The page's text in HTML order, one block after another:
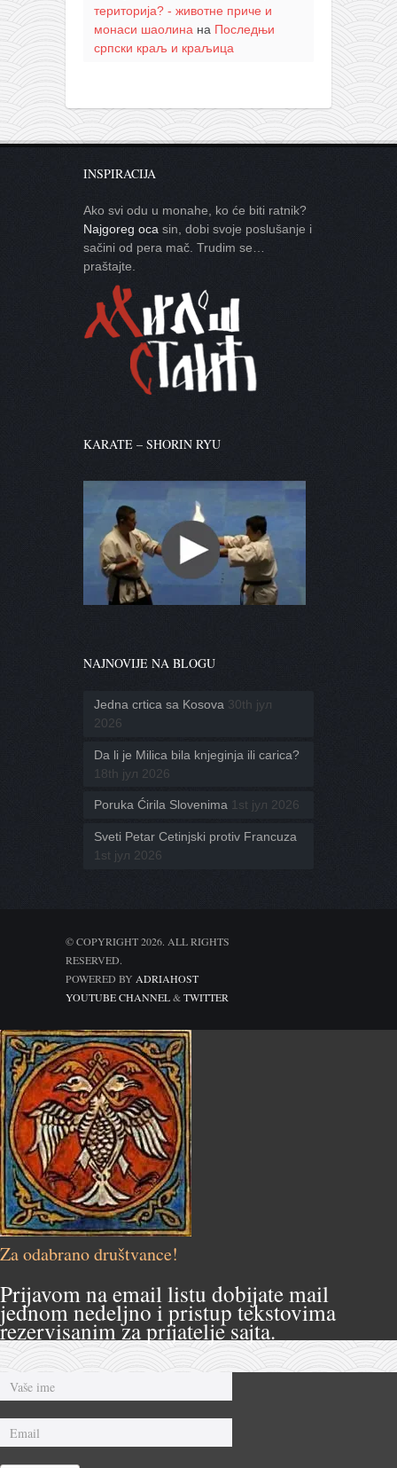
територија? - животне приче и
монаси шаолина на Последњи
српски краљ и краљица
INSPIRACIJA
Ako svi odu u monahe, ko će biti ratnik?
Najgoreg oca sin, dobi svoje poslušanje i
sačini od pera mač. Trudim se…
praštajte.
KARATE – SHORIN RYU
NAJNOVIJE NA BLOGU
Jedna crtica sa Kosova 30th јул
2026
Da li je Milica bila knjeginja ili carica?
18th јул 2026
Poruka Ćirila Slovenima 1st јул 2026
Sveti Petar Cetinjski protiv Francuza
1st јул 2026
© COPYRIGHT 2026. ALL RIGHTS
RESERVED.
POWERED BY ADRIAHOST
YOUTUBE CHANNEL&TWITTER
Za odabrano društvance!
Prijavom na email listu dobijate mail
jednom nedeljno i pristup tekstovima
rezervisanim za prijatelje sajta.